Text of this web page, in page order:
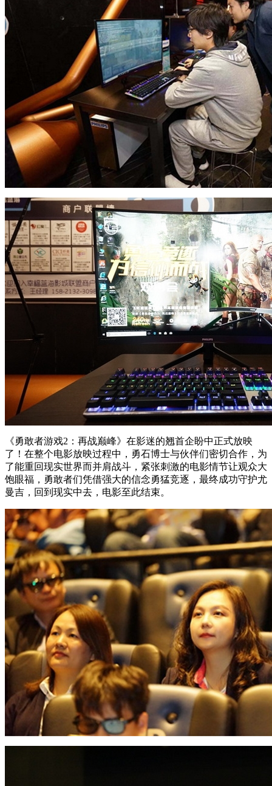
《勇敢者游戏2：再战巅峰》在影迷的翘首企盼中正式放映
了！在整个电影放映过程中，勇石博士与伙伴们密切合作，为
了能重回现实世界而并肩战斗，紧张刺激的电影情节让观众大
饱眼福，勇敢者们凭借强大的信念勇猛竞逐，最终成功守护尤
曼吉，回到现实中去，电影至此结束。